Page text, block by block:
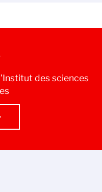
des sciences